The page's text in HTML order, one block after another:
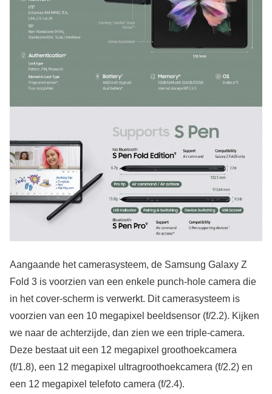
Aangaande het camerasysteem, de Samsung Galaxy Z
Fold 3 is voorzien van een enkele punch-hole camera die
in het cover-scherm is verwerkt. Dit camerasysteem is
voorzien van een 10 megapixel beeldsensor (f/2.2). Kijken
we naar de achterzijde, dan zien we een triple-camera.
Deze bestaat uit een 12 megapixel groothoekcamera
(f/1.8), een 12 megapixel ultragroothoekcamera (f/2.2) en
een 12 megapixel telefoto camera (f/2.4).